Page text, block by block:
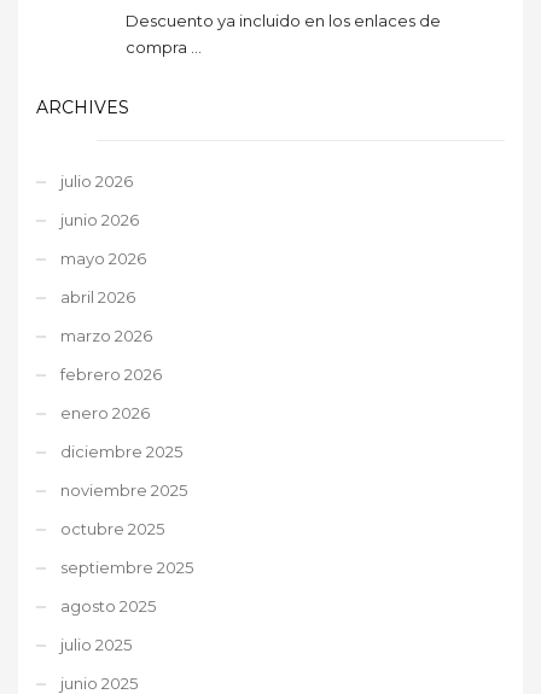
Descuento ya incluido en los enlaces de
compra ...
ARCHIVES
julio 2026
junio 2026
mayo 2026
abril 2026
marzo 2026
febrero 2026
enero 2026
diciembre 2025
noviembre 2025
octubre 2025
septiembre 2025
agosto 2025
julio 2025
junio 2025